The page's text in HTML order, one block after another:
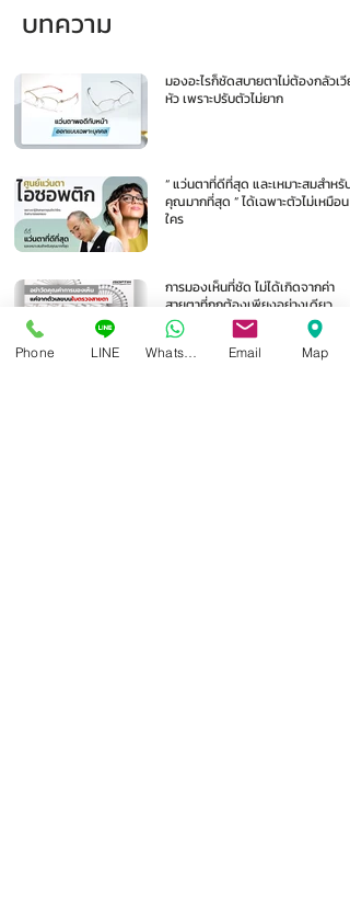
บทความ
มองอะไรก็ชัดสบายตาไม่ต้องกลัวเวีย
หัว เพราะปรับตัวไม่ยาก
“ แว่นตาที่ดีที่สุด และเหมาะสมสำหรับ
คุณมากที่สุด ” ได้เฉพาะตัวไม่เหมือน
ใคร
การมองเห็นที่ชัด ไม่ได้เกิดจากค่า
สายตาที่ถูกต้องเพียงอย่างเดียว
Phone LINE Email Map